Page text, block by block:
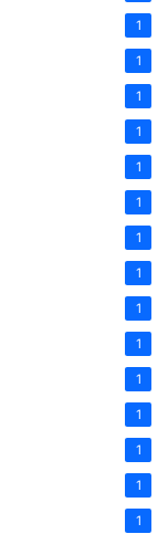
1
1
1
1
1
1
1
1
1
1
1
1
1
1
1